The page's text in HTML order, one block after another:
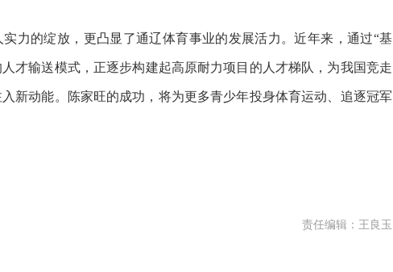
力的绽放，更凸显了通辽体育事业的发展活力。近年来，通过“基
才输送模式，正逐步构建起高原耐力项目的人才梯队，为我国竞走
新动能。陈家旺的成功，将为更多青少年投身体育运动、追逐冠军
责任编辑：王良玉